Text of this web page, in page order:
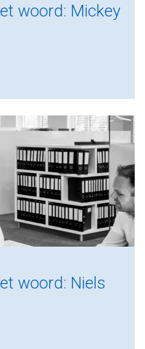
woord: Mickey
woord: Niels